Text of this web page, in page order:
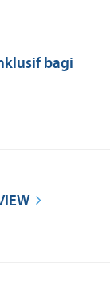
bagi